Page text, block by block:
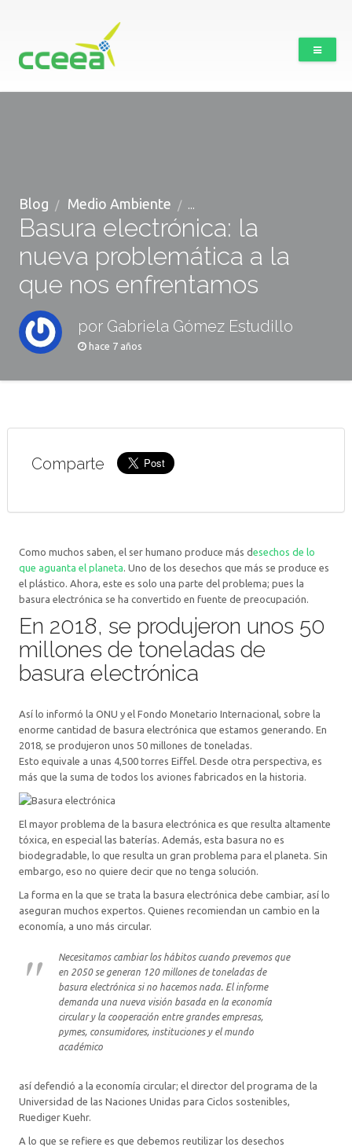
Blog Medio Ambiente ...
Basura electrónica: la
nueva problemática a la
que nos enfrentamos
por Gabriela Gómez Estudillo
hace 7 años
Comparte
Como muchos saben, el ser humano produce más desechos de lo
que aguanta el planeta. Uno de los desechos que más se produce es
el plástico. Ahora, este es solo una parte del problema; pues la
basura electrónica se ha convertido en fuente de preocupación.
En 2018, se produjeron unos 50
millones de toneladas de
basura electrónica
Así lo informó la ONU y el Fondo Monetario Internacional, sobre la
enorme cantidad de basura electrónica que estamos generando. En
2018, se produjeron unos 50 millones de toneladas.
Esto equivale a unas 4,500 torres Eiffel. Desde otra perspectiva, es
más que la suma de todos los aviones fabricados en la historia.
El mayor problema de la basura electrónica es que resulta altamente
tóxica, en especial las baterías. Además, esta basura no es
biodegradable, lo que resulta un gran problema para el planeta. Sin
embargo, eso no quiere decir que no tenga solución.
La forma en la que se trata la basura electrónica debe cambiar, así lo
aseguran muchos expertos. Quienes recomiendan un cambio en la
economía, a uno más circular.
Necesitamos cambiar los hábitos cuando prevemos que
en 2050 se generan 120 millones de toneladas de
basura electrónica si no hacemos nada. El informe
demanda una nueva visión basada en la economía
circular y la cooperación entre grandes empresas,
pymes, consumidores, instituciones y el mundo
académico
así defendió a la economía circular; el director del programa de la
Universidad de las Naciones Unidas para Ciclos sostenibles,
Ruediger Kuehr.
A lo que se refiere es que debemos reutilizar los desechos